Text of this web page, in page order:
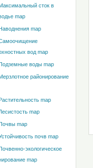
сток в
map
map
вод map
воды map
районирование
map
map
map
почв map
экологическое
map